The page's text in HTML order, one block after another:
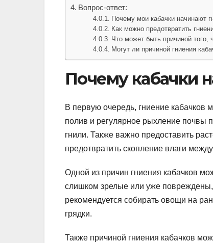
Вопрос-ответ:
Почему мои кабачки начинают
Как можно предотвратить
Что может быть причиной того,
Могут ли причиной гниения
Почему кабачки
В первую очередь, гниение
полив и регулярное рыхление почвы
гнили. Также важно предоставить
предотвратить скопление влаги
Одной из причин гниения кабачков
слишком зрелые или уже
рекомендуется собирать овощи на
грядки.
Также причиной гниения кабачков